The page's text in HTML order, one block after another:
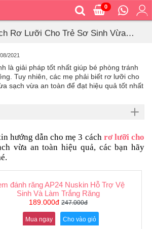
0
Rơ Lưỡi Cho Trẻ Sơ Sinh Vừa
2021
là giải pháp tốt nhất giúp bé phòng tránh
Tuy nhiên, các mẹ phải biết rơ lưỡi cho
sạch vừa an toàn để đạt hiệu quả tốt nhất
hướng dẫn cho mẹ 3 cách rơ lưỡi cho
vừa an toàn hiệu quả, các bạn hãy
đánh răng AP24 Nuskin Hỗ Trợ Vệ
Sinh Và Làm Trắng Răng
189.000đ247.000đ
Mua ngay Cho vào giỏ